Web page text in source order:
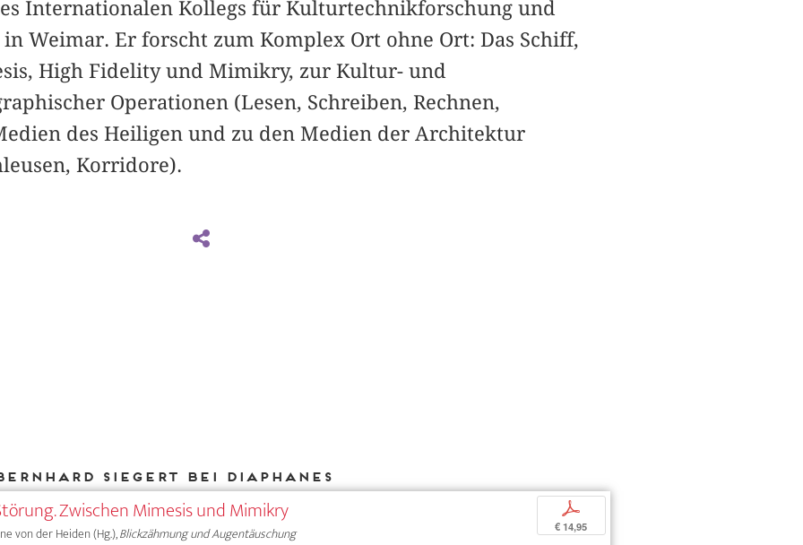
Internationalen Kollegs für Kulturtechnikforschung und
Weimar. Er forscht zum Komplex Ort ohne Ort: Das Schiff,
High Fidelity und Mimikry, zur Kultur- und
Operationen (Lesen, Schreiben, Rechnen,
des Heiligen und zu den Medien der Architektur
Korridore).
Siegert bei DIAPHANES
Zwischen Mimesis und Mimikry
von der Heiden (Hg.),Blickzähmung und Augentäuschung
p
€ 14,95